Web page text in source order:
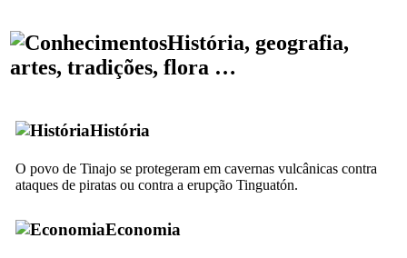
História, geografia,
artes, tradições, flora …
História
O povo de Tinajo se protegeram em cavernas vulcânicas contra
ataques de piratas ou contra a erupção Tinguatón.
Economia